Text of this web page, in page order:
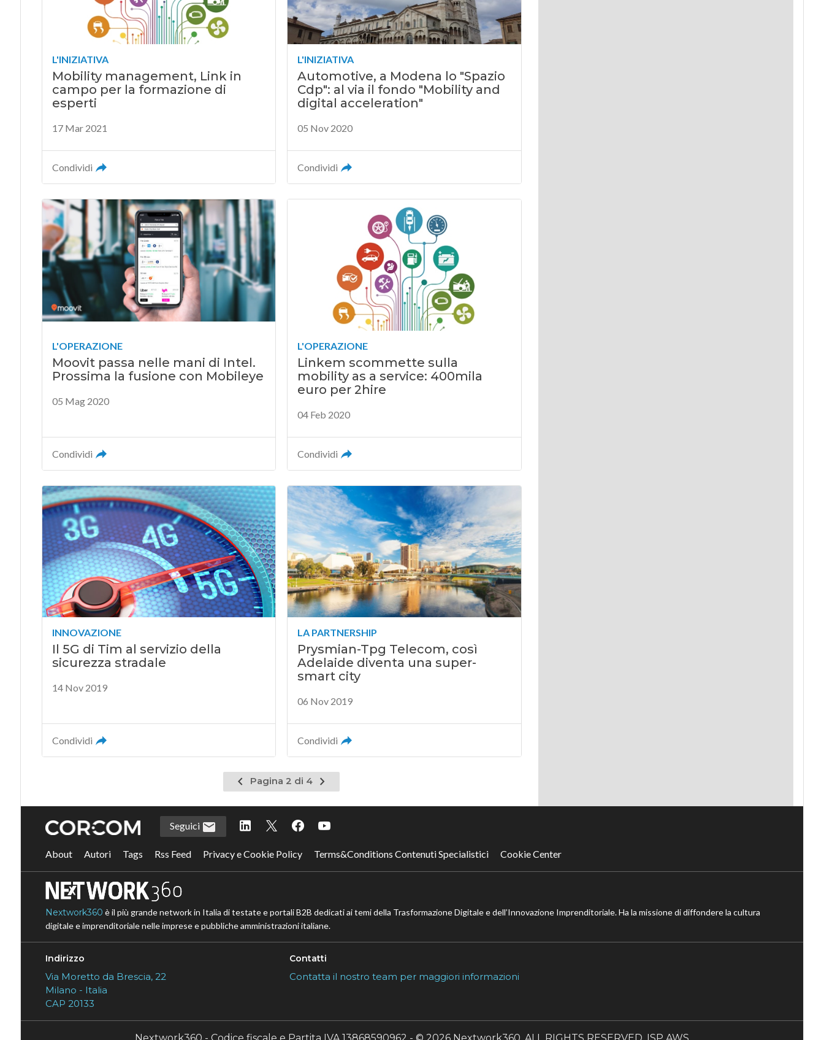
L'INIZIATIVA
Mobility management, Link in
campo per la formazione di
esperti
17 Mar 2021
Condividi
L'INIZIATIVA
Automotive, a Modena lo "Spazio
Cdp": al via il fondo "Mobility and
digital acceleration"
05 Nov 2020
Condividi
L'OPERAZIONE
Moovit passa nelle mani di Intel.
Prossima la fusione con Mobileye
05 Mag 2020
Condividi
L'OPERAZIONE
Linkem scommette sulla
mobility as a service: 400mila
euro per 2hire
04 Feb 2020
Condividi
INNOVAZIONE
Il 5G di Tim al servizio della
sicurezza stradale
14 Nov 2019
Condividi
LA PARTNERSHIP
Prysmian-Tpg Telecom, così
Adelaide diventa una super-
smart city
06 Nov 2019
Condividi
Pagina
precedente
Pagina 2 di 4
Pagina
successiva
Seguici
About Autori Tags Rss Feed Privacy e Cookie Policy Terms&Conditions Contenuti Specialistici Cookie Center
Nextwork360 è il più grande network in Italia di testate e portali B2B dedicati ai temi della Trasformazione Digitale e dell’Innovazione Imprenditoriale. Ha la missione di diffondere la cultura
digitale e imprenditoriale nelle imprese e pubbliche amministrazioni italiane.
Indirizzo
Via Moretto da Brescia, 22
Milano - Italia
CAP 20133
Contatti
Contatta il nostro team per maggiori informazioni
Nextwork360 - Codice fiscale e Partita IVA 13868590962 - © 2026 Nextwork360. ALL RIGHTS RESERVED. ISP AWS